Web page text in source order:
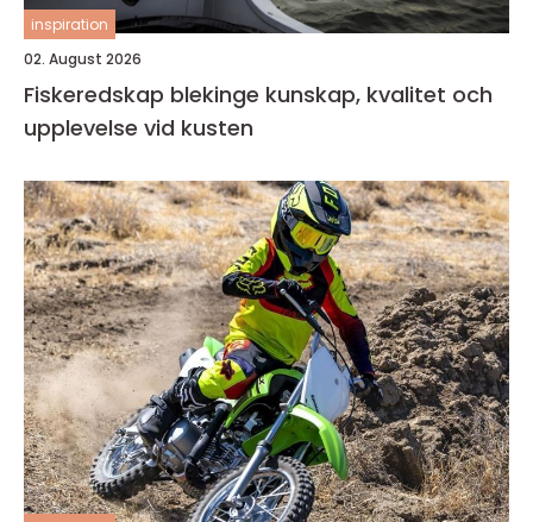
inspiration
02. August 2026
Fiskeredskap blekinge kunskap, kvalitet och
upplevelse vid kusten